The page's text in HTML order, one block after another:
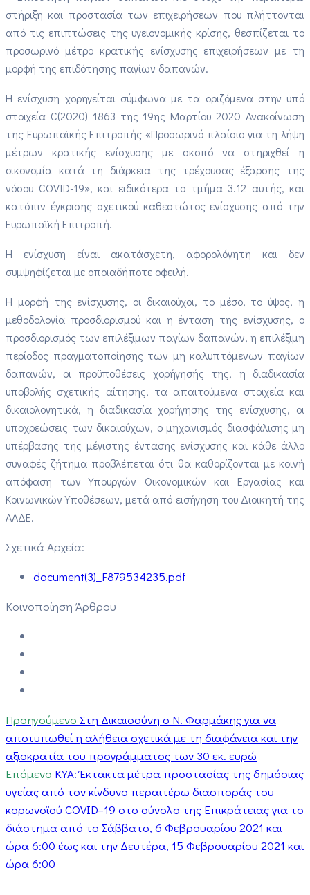
στήριξη και προστασία των επιχειρήσεων που πλήττονται
από τις επιπτώσεις της υγειονομικής κρίσης, θεσπίζεται το
προσωρινό μέτρο κρατικής ενίσχυσης επιχειρήσεων με τη
μορφή της επιδότησης παγίων δαπανών.
Η ενίσχυση χορηγείται σύμφωνα με τα οριζόμενα στην υπό
στοιχεία C(2020) 1863 της 19ης Μαρτίου 2020 Ανακοίνωση
της Ευρωπαϊκής Επιτροπής «Προσωρινό πλαίσιο για τη λήψη
μέτρων κρατικής ενίσχυσης με σκοπό να στηριχθεί η
οικονομία κατά τη διάρκεια της τρέχουσας έξαρσης της
νόσου COVID-19», και ειδικότερα το τμήμα 3.12 αυτής, και
κατόπιν έγκρισης σχετικού καθεστώτος ενίσχυσης από την
Ευρωπαϊκή Επιτροπή.
Η ενίσχυση είναι ακατάσχετη, αφορολόγητη και δεν
συμψηφίζεται με οποιαδήποτε οφειλή.
Η μορφή της ενίσχυσης, οι δικαιούχοι, το μέσο, το ύψος, η
μεθοδολογία προσδιορισμού και η ένταση της ενίσχυσης, ο
προσδιορισμός των επιλέξιμων παγίων δαπανών, η επιλέξιμη
περίοδος πραγματοποίησης των μη καλυπτόμενων παγίων
δαπανών, οι προϋποθέσεις χορήγησής της, η διαδικασία
υποβολής σχετικής αίτησης, τα απαιτούμενα στοιχεία και
δικαιολογητικά, η διαδικασία χορήγησης της ενίσχυσης, οι
υποχρεώσεις των δικαιούχων, ο μηχανισμός διασφάλισης μη
υπέρβασης της μέγιστης έντασης ενίσχυσης και κάθε άλλο
συναφές ζήτημα προβλέπεται ότι θα καθορίζονται με κοινή
απόφαση των Υπουργών Οικονομικών και Εργασίας και
Κοινωνικών Υποθέσεων, μετά από εισήγηση του Διοικητή της
ΑΑΔΕ.
Σχετικά Αρχεία:
document(3)_F879534235.pdf
Κοινοποίηση Άρθρου
Προηγούμενο Στη Δικαιοσύνη ο Ν. Φαρμάκης για να
αποτυπωθεί η αλήθεια σχετικά με τη διαφάνεια και την
αξιοκρατία του προγράμματος των 30 εκ. ευρώ
Επόμενο KYA: Έκτακτα μέτρα προστασίας της δημόσιας
υγείας από τον κίνδυνο περαιτέρω διασποράς του
κορωνοϊού COVID–19 στο σύνολο της Επικράτειας για το
διάστημα από το Σάββατο, 6 Φεβρουαρίου 2021 και
ώρα 6:00 έως και την Δευτέρα, 15 Φεβρουαρίου 2021 και
ώρα 6:00